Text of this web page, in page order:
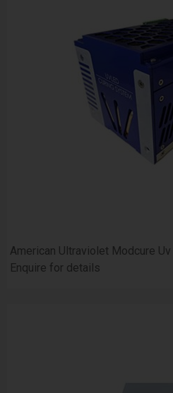
American Ultraviolet Modcure
Enquire for details